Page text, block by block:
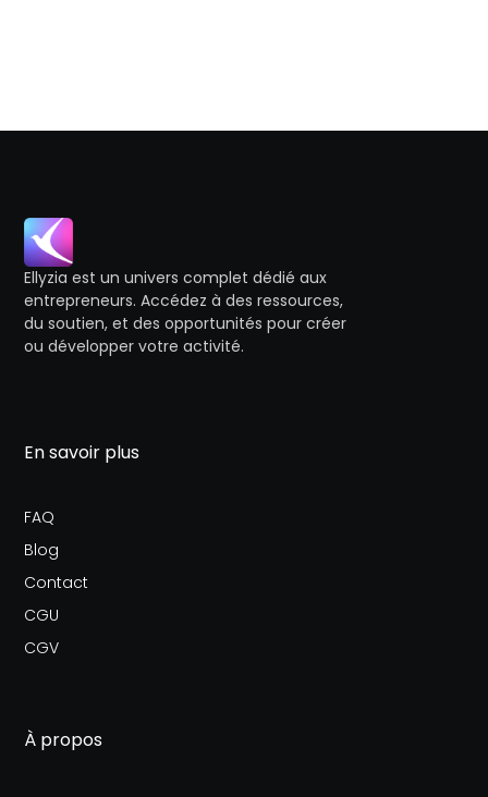
Ellyzia est un univers complet dédié aux
entrepreneurs. Accédez à des ressources,
du soutien, et des opportunités pour créer
ou développer votre activité.
En savoir plus
FAQ
Blog
Contact
CGU
CGV
À propos